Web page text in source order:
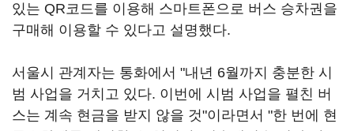
있는 QR코드를 이용해 스마트폰으로 버스 승차권을
구매해 이용할 수 있다고 설명했다.
서울시 관계자는 통화에서 "내년 6월까지 충분한 시
범 사업을 거치고 있다. 이번에 시범 사업을 펼친 버
스는 계속 현금을 받지 않을 것"이라면서 "한 번에 현